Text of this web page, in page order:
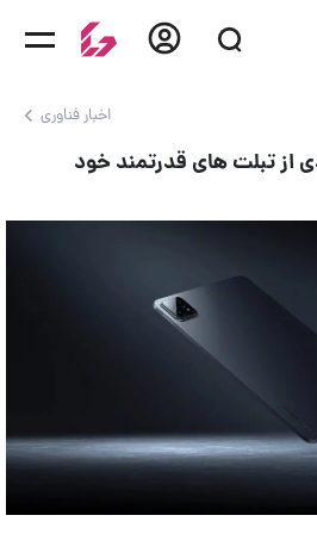
اخبار فناوری
از تبلت های قدرتمند خود